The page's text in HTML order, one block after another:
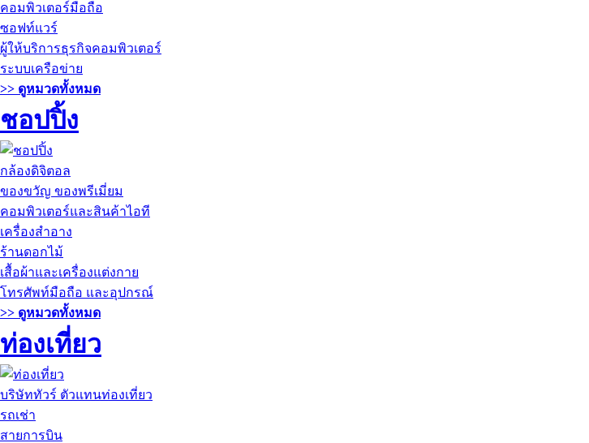
คอมพิวเตอร์มือถือ
ซอฟท์แวร์
ผู้ให้บริการธุรกิจคอมพิวเตอร์
ระบบเครือข่าย
>> ดูหมวดทั้งหมด
ชอปปิ้ง
กล้องดิจิตอล
ของขวัญ ของพรีเมี่ยม
คอมพิวเตอร์และสินค้าไอที
เครื่องสำอาง
ร้านดอกไม้
เสื้อผ้าและเครื่องแต่งกาย
โทรศัพท์มือถือ และอุปกรณ์
>> ดูหมวดทั้งหมด
ท่องเที่ยว
บริษัททัวร์ ตัวแทนท่องเที่ยว
รถเช่า
สายการบิน